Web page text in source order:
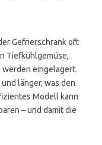
Gefrierschrank oft
Tiefkühlgemüse,
eingelagert.
länger, was den
Modell kann
– und damit die